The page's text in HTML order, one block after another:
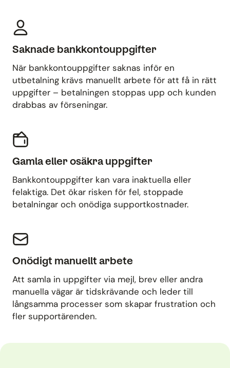
Saknade bankkontouppgifter
När bankkontouppgifter saknas inför en
utbetalning krävs manuellt arbete för att få in rätt
uppgifter – betalningen stoppas upp och kunden
drabbas av förseningar.
Gamla eller osäkra uppgifter
Bankkontouppgifter kan vara inaktuella eller
felaktiga. Det ökar risken för fel, stoppade
betalningar och onödiga supportkostnader.
Onödigt manuellt arbete
Att samla in uppgifter via mejl, brev eller andra
manuella vägar är tidskrävande och leder till
långsamma processer som skapar frustration och
fler supportärenden.